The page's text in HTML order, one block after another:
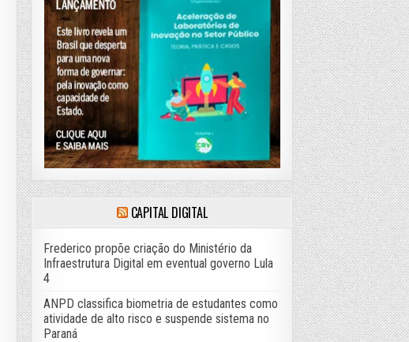
CAPITAL DIGITAL
Frederico propõe criação do Ministério da
Infraestrutura Digital em eventual governo Lula
4
ANPD classifica biometria de estudantes como
atividade de alto risco e suspende sistema no
Paraná